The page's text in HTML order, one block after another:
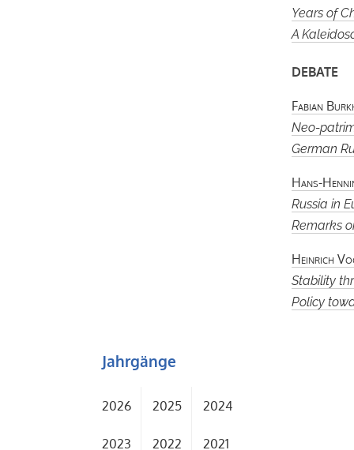
Years of
A
DEBATE
Fabian
Neo-
German
Hans-
Russia in
Remarks
Heinrich
Stability
Policy
Jahrgänge
2026 2025 2024
2023 2022 2021